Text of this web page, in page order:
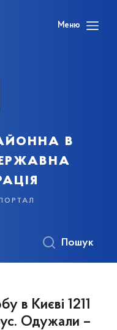
Меню
в
Пошук
в Києві 1211
Одужали –